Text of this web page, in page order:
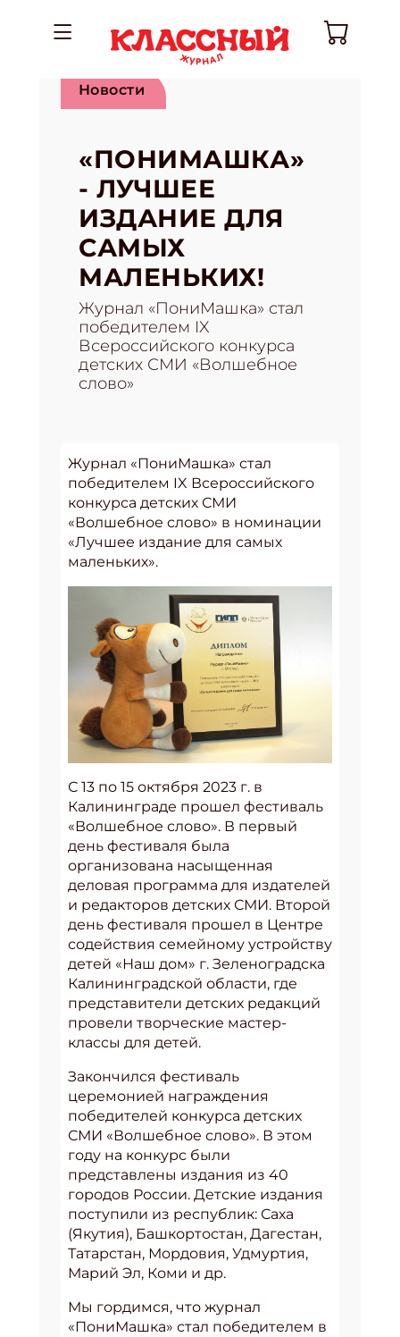
Новости
«ПОНИМАШКА»
- ЛУЧШЕЕ
ИЗДАНИЕ ДЛЯ
САМЫХ
МАЛЕНЬКИХ!
Журнал «ПониМашка» стал
победителем IX
Всероссийского конкурса
детских СМИ «Волшебное
слово»
Журнал «ПониМашка» стал
победителем IX Всероссийского
конкурса детских СМИ
«Волшебное слово» в номинации
«Лучшее издание для самых
маленьких».
С 13 по 15 октября 2023 г. в
Калининграде прошел фестиваль
«Волшебное слово». В первый
день фестиваля была
организована насыщенная
деловая программа для издателей
и редакторов детских СМИ. Второй
день фестиваля прошел в Центре
содействия семейному устройству
детей «Наш дом» г. Зеленоградска
Калининградской области, где
представители детских редакций
провели творческие мастер-
классы для детей.
Закончился фестиваль
церемонией награждения
победителей конкурса детских
СМИ «Волшебное слово». В этом
году на конкурс были
представлены издания из 40
городов России. Детские издания
поступили из республик: Саха
(Якутия), Башкортостан, Дагестан,
Татарстан, Мордовия, Удмуртия,
Марий Эл, Коми и др.
Мы гордимся, что журнал
«ПониМашка» стал победителем в